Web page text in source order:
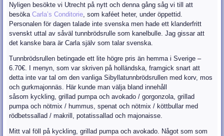
Nyligen besökte vi Utrecht på nytt och denna gång såg vi till att
besökaCarla’s Conditorie , som kaféet heter, under öppettid.
Personalen för dagen talade inte svenska men hade ett klanderfritt
svenskt uttal av såväl tunnbrödsrulle som kanelbulle. Jag gissar att
det kanske bara är Carla själv som talar svenska.
Tunnbrödsrullen betingade ett lite högre pris än hemma i Sverige –
6.70€. I menyn, som var skriven på holländska, framgick snart att
detta inte var tal om den vanliga Sibyllatunnbrödsrullen med korv, mos
och gurkmajonnäs. Här kunde man välja bland innehåll
såsom kyckling, grillad pumpa och avokado / gorgonzola, grillad
pumpa och nötmix / hummus, spenat och nötmix / köttbullar med
rödbetssallad / makrill, potatissallad och majonaisse.
Mitt val föll på kyckling, grillad pumpa och avokado. Något som som